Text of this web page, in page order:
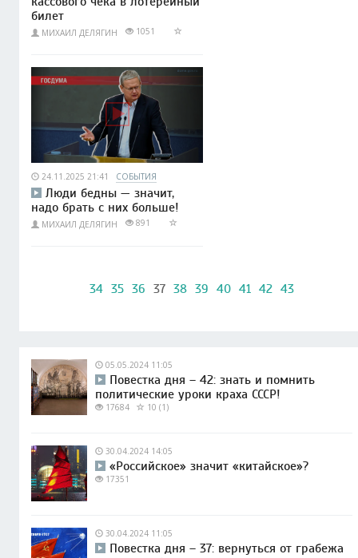
билет
МИХАИЛ ДЕЛЯГИН 1051
24.11.2025 21:41 СОБЫТИЯ
Люди бедны — значит,
надо брать с них больше!
МИХАИЛ ДЕЛЯГИН 891
34 35 36 37 38 39 40 41 42 43
05.05.2024 11:05
Повестка дня – 42: знать и помнить
политические уроки краха СССР!
17684 10 (1)
30.04.2024 14:05
«Российское» значит «китайское»?
17351
30.04.2024 11:05
Повестка дня – 37: вернуться от грабежа